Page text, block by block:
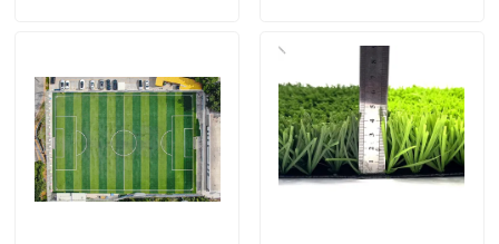
Ξενάγηση στο Εργοστάσιο
Ποιοτικός έλεγχος